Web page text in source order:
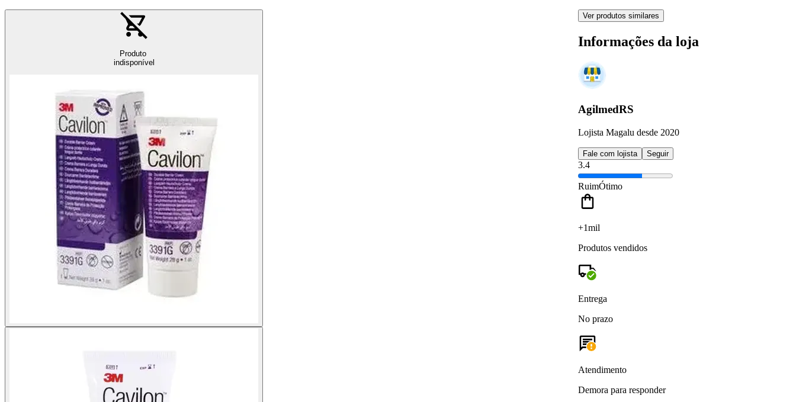
Produto
indisponível
Ver produtos similares
Informações da loja
AgilmedRS
Lojista Magalu desde 2020
Fale com lojista Seguir
3.4
RuimÓtimo
+1mil
Produtos vendidos
Entrega
No prazo
Atendimento
Demora para responder